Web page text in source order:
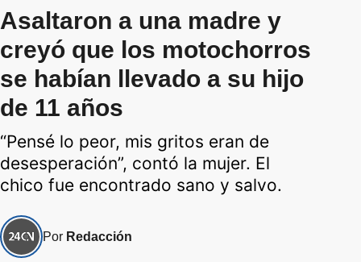
Asaltaron a una madre y
creyó que los motochorros
se habían llevado a su hijo
de 11 años
“Pensé lo peor, mis gritos eran de
desesperación”, contó la mujer. El
chico fue encontrado sano y salvo.
Por Redacción